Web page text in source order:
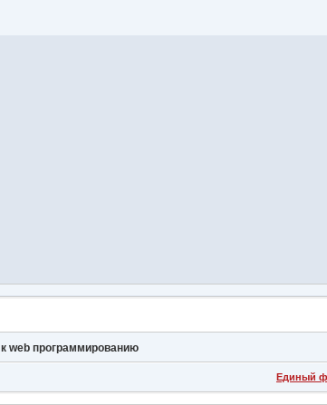
web программированию
Единый